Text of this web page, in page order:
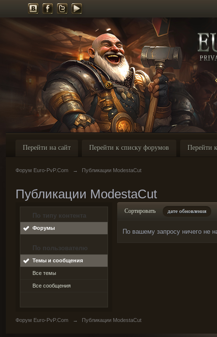
Перейти на сайт Перейти к списку форумов Перейти
Форум Euro-PvP.Com → Публикации ModestaCut
Публикации ModestaCut
По типу контента
Форумы
По пользователю
Темы и сообщения
Все темы
Все сообщения
Сортировать дате обновления
По вашему запросу ничего не
Форум Euro-PvP.Com → Публикации ModestaCut